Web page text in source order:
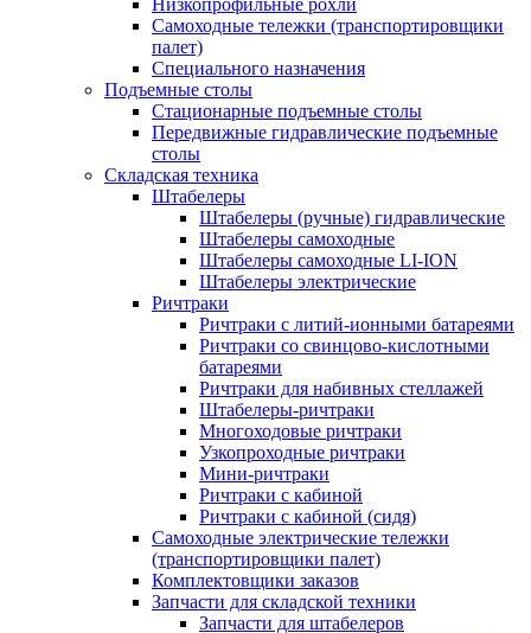
Низкопрофильные рохли
Самоходные тележки (транспортировщики
палет)
Специального назначения
Подъемные столы
Стационарные подъемные столы
Передвижные гидравлические подъемные
столы
Складская техника
Штабелеры
Штабелеры (ручные) гидравлические
Штабелеры самоходные
Штабелеры самоходные LI-ION
Штабелеры электрические
Ричтраки
Ричтраки с литий-ионными батареями
Ричтраки со свинцово-кислотными
батареями
Ричтраки для набивных стеллажей
Штабелеры-ричтраки
Многоходовые ричтраки
Узкопроходные ричтраки
Мини-ричтраки
Ричтраки с кабиной
Ричтраки с кабиной (сидя)
Самоходные электрические тележки
(транспортировщики палет)
Комплектовщики заказов
Запчасти для складской техники
Запчасти для штабелеров